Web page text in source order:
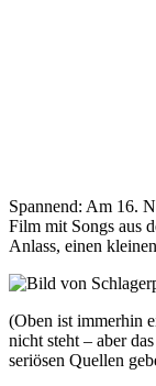
Spannend: Am 16.
Film mit Songs aus
Anlass, einen
(Oben ist immerhin
nicht steht – aber
seriösen Quellen